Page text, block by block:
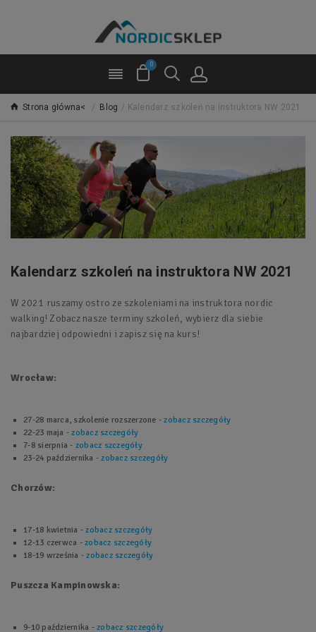
0
Strona główna< / Blog / Kalendarz szkoleń na instruktora NW 2021
Kalendarz szkoleń na instruktora NW 2021
W 2021 ruszamy ostro ze szkoleniami na instruktora nordic
walking! Zobacz nasze terminy szkoleń, wybierz dla siebie
najbardziej odpowiedni i zapisz się na kurs!
Wrocław:
27-28 marca, szkolenie rozszerzone -zobacz szczegóły
22-23 maja -zobacz szczegóły
7-8 sierpnia - zobacz szczegóły
23-24 października -zobacz szczegóły
Chorzów:
17-18 kwietnia -zobacz szczegóły
12-13 czerwca - zobacz szczegóły
18-19 września -zobacz szczegóły
Puszcza Kampinowska:
9-10 października - zobacz szczegóły